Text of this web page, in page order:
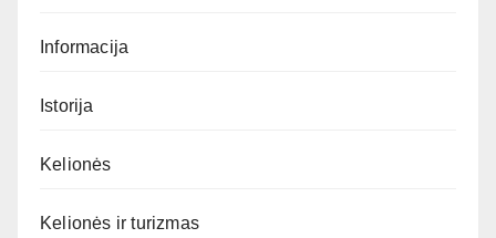
Informacija
Istorija
Kelionės
Kelionės ir turizmas